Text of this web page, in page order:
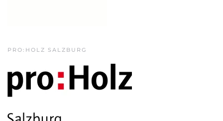
PRO:HOLZ SALZBURG